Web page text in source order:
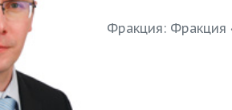
Фракция: